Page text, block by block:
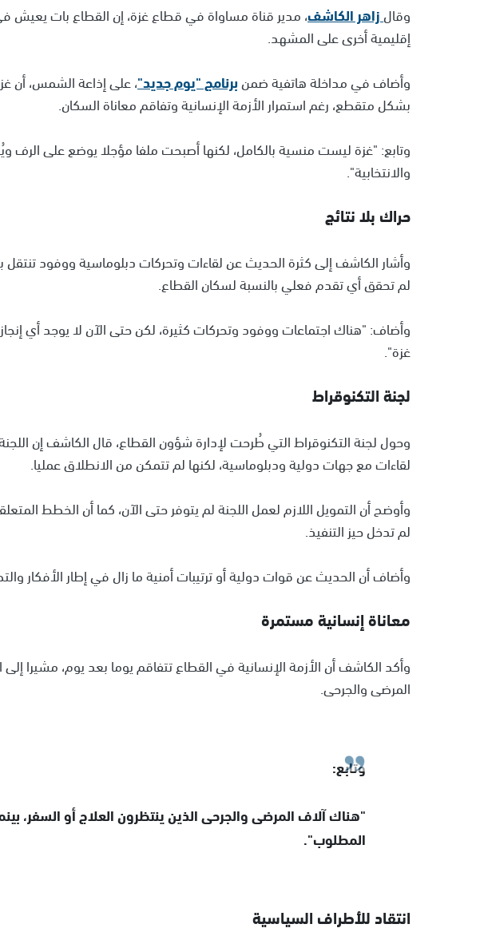
وقالزاهر الكاشف، مدير قناة مساواة في قطاع غزة، إن القطاع بات
إقليمية أخرى على المشهد.
وأضاف في مداخلة هاتفية ضمنبرنامج "يوم جديد"، على إذاعة الشمس، أن
بشكل متقطع، رغم استمرار الأزمة الإنسانية وتفاقم معاناة السكان.
وتابع: "غزة ليست منسية بالكامل، لكنها أصبحت ملفا مؤجلا يوضع على الرف
والانتخابية".
حراك بلا نتائج
وأشار الكاشف إلى كثرة الحديث عن لقاءات وتحركات دبلوماسية ووفود
لم تحقق أي تقدم فعلي بالنسبة لسكان القطاع.
وأضاف: "هناك اجتماعات ووفود وتحركات كثيرة، لكن حتى الآن لا يوجد أي
غزة".
لجنة التكنوقراط
وحول لجنة التكنوقراط التي طُرحت لإدارة شؤون القطاع، قال الكاشف إن
لقاءات مع جهات دولية ودبلوماسية، لكنها لم تتمكن من الانطلاق عمليا.
وأوضح أن التمويل اللازم لعمل اللجنة لم يتوفر حتى الآن، كما أن الخطط
لم تدخل حيز التنفيذ.
وأضاف أن الحديث عن قوات دولية أو ترتيبات أمنية ما زال في إطار الأفكار
معاناة إنسانية مستمرة
وأكد الكاشف أن الأزمة الإنسانية في القطاع تتفاقم يوما بعد يوم، مشيرا
المرضى والجرحى.
وتابع:
"هناك آلاف المرضى والجرحى الذين ينتظرون العلاج أو السفر،
المطلوب".
انتقاد للأطراف السياسية